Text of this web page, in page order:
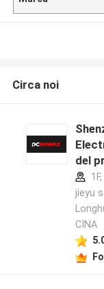
Circa noi
del
jieyu
CINA